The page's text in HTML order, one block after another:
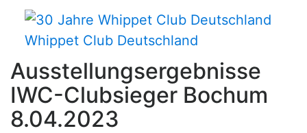
Whippet Club Deutschland
Ausstellungsergebnisse
IWC-Clubsieger Bochum
8.04.2023